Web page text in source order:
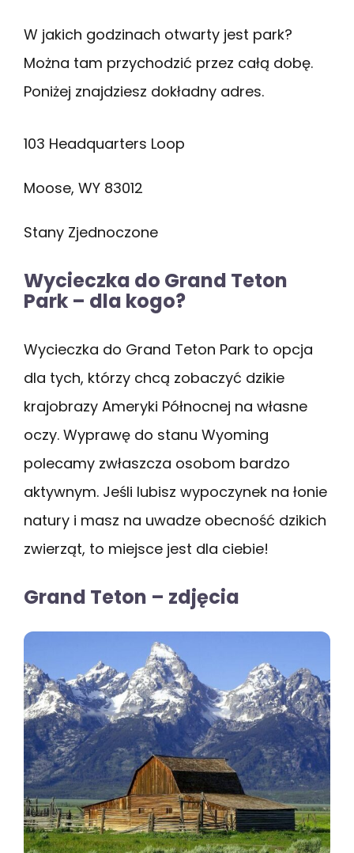
W jakich godzinach otwarty jest park?
Można tam przychodzić przez całą dobę.
Poniżej znajdziesz dokładny adres.
103 Headquarters Loop
Moose, WY 83012
Stany Zjednoczone
Wycieczka do Grand Teton
Park – dla kogo?
Wycieczka do Grand Teton Park to opcja
dla tych, którzy chcą zobaczyć dzikie
krajobrazy Ameryki Północnej na własne
oczy. Wyprawę do stanu Wyoming
polecamy zwłaszcza osobom bardzo
aktywnym. Jeśli lubisz wypoczynek na łonie
natury i masz na uwadze obecność dzikich
zwierząt, to miejsce jest dla ciebie!
Grand Teton – zdjęcia